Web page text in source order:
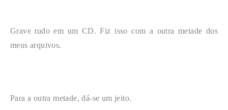
Grave tudo em um CD. Fiz isso com a outra metade dos
meus arquivos.
Para a outra metade, dá-se um jeito.